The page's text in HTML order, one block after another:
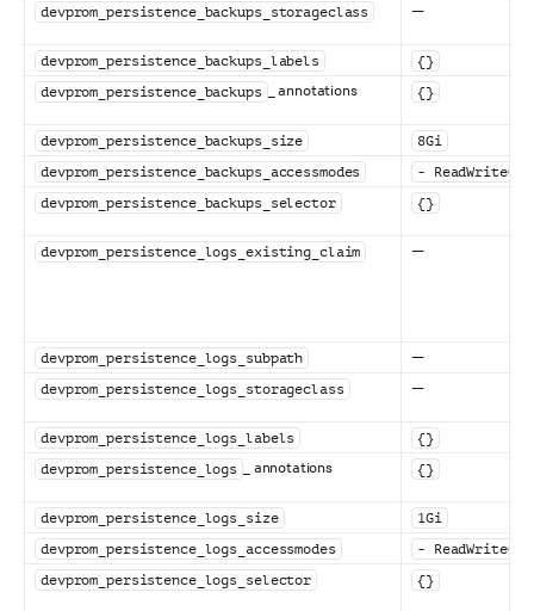
devprom_persistence_backups_storageclass —
devprom_persistence_backups_labels
{}
devprom_persistence_backups
_ annotations {}
devprom_persistence_backups_size
8Gi
devprom_persistence_backups_accessmodes
-
devprom_persistence_backups_selector
{}
devprom_persistence_logs_existing_claim —
devprom_persistence_logs_subpath
—
devprom_persistence_logs_storageclass
—
devprom_persistence_logs_labels
{}
devprom_persistence_logs
_ annotations {}
devprom_persistence_logs_size
1Gi
devprom_persistence_logs_accessmodes
-
devprom_persistence_logs_selector
{}